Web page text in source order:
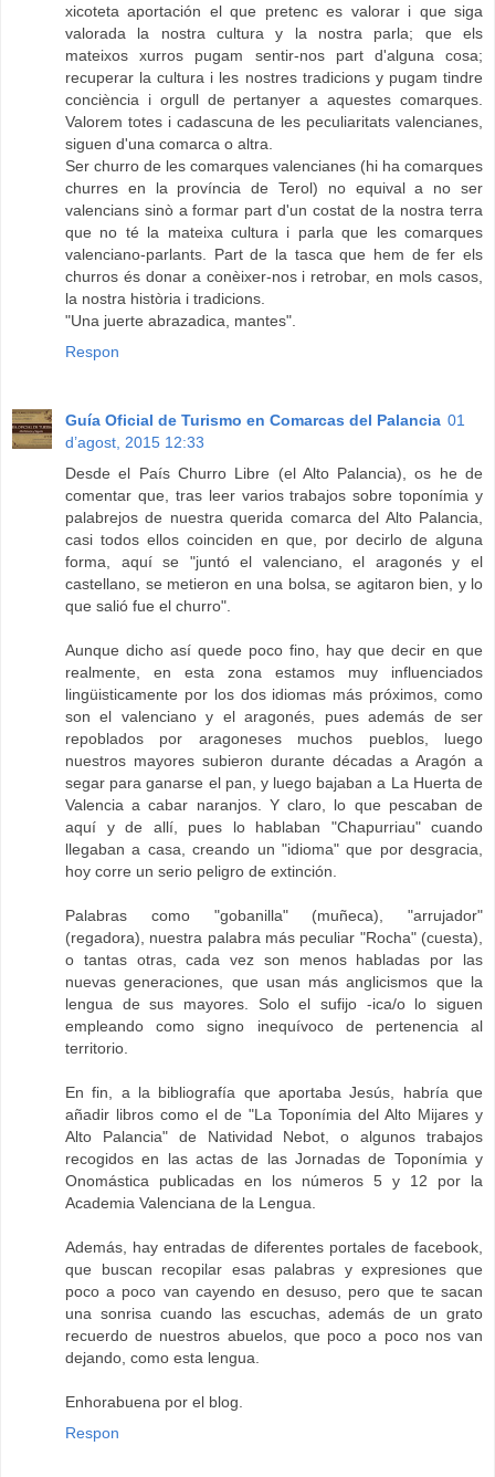
xicoteta aportación el que pretenc es valorar i que siga
valorada la nostra cultura y la nostra parla; que els
mateixos xurros pugam sentir-nos part d'alguna cosa;
recuperar la cultura i les nostres tradicions y pugam tindre
conciència i orgull de pertanyer a aquestes comarques.
Valorem totes i cadascuna de les peculiaritats valencianes,
siguen d'una comarca o altra.
Ser churro de les comarques valencianes (hi ha comarques
churres en la província de Terol) no equival a no ser
valencians sinò a formar part d'un costat de la nostra terra
que no té la mateixa cultura i parla que les comarques
valenciano-parlants. Part de la tasca que hem de fer els
churros és donar a conèixer-nos i retrobar, en mols casos,
la nostra història i tradicions.
"Una juerte abrazadica, mantes".
Respon
Guía Oficial de Turismo en Comarcas del Palancia 01
d’agost, 2015 12:33
Desde el País Churro Libre (el Alto Palancia), os he de
comentar que, tras leer varios trabajos sobre toponímia y
palabrejos de nuestra querida comarca del Alto Palancia,
casi todos ellos coinciden en que, por decirlo de alguna
forma, aquí se "juntó el valenciano, el aragonés y el
castellano, se metieron en una bolsa, se agitaron bien, y lo
que salió fue el churro".
Aunque dicho así quede poco fino, hay que decir en que
realmente, en esta zona estamos muy influenciados
lingüisticamente por los dos idiomas más próximos, como
son el valenciano y el aragonés, pues además de ser
repoblados por aragoneses muchos pueblos, luego
nuestros mayores subieron durante décadas a Aragón a
segar para ganarse el pan, y luego bajaban a La Huerta de
Valencia a cabar naranjos. Y claro, lo que pescaban de
aquí y de allí, pues lo hablaban "Chapurriau" cuando
llegaban a casa, creando un "idioma" que por desgracia,
hoy corre un serio peligro de extinción.
Palabras como "gobanilla" (muñeca), "arrujador"
(regadora), nuestra palabra más peculiar "Rocha" (cuesta),
o tantas otras, cada vez son menos habladas por las
nuevas generaciones, que usan más anglicismos que la
lengua de sus mayores. Solo el sufijo -ica/o lo siguen
empleando como signo inequívoco de pertenencia al
territorio.
En fin, a la bibliografía que aportaba Jesús, habría que
añadir libros como el de "La Toponímia del Alto Mijares y
Alto Palancia" de Natividad Nebot, o algunos trabajos
recogidos en las actas de las Jornadas de Toponímia y
Onomástica publicadas en los números 5 y 12 por la
Academia Valenciana de la Lengua.
Además, hay entradas de diferentes portales de facebook,
que buscan recopilar esas palabras y expresiones que
poco a poco van cayendo en desuso, pero que te sacan
una sonrisa cuando las escuchas, además de un grato
recuerdo de nuestros abuelos, que poco a poco nos van
dejando, como esta lengua.
Enhorabuena por el blog.
Respon